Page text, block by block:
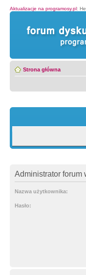
Aktualizacje na programosy.pl:
Strona główna
Administrator forum
Nazwa użytkownika:
Hasło: